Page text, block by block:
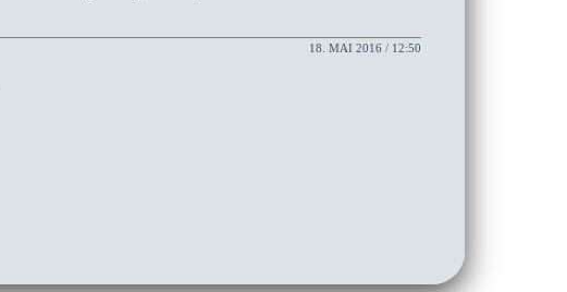
18. MAI 2016 / 12:50